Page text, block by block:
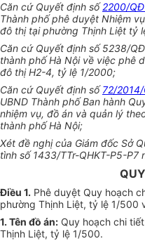
Căn cứ Quyết định số2200/
Thành phố phê duyệt Nhiệm
đô thị tại phường Thịnh Liệt tỷ
Căn cứ Quyết định số 5238/
thành phố Hà Nội về việc phê
đô thị H2-4, tỷ lệ 1/2000;
Căn cứ Quyết định số72/
UBND Thành phố Ban hành
nhiệm vụ, đồ án và quản lý
thành phố Hà Nội;
Xét đề nghị của Giám đốc Sở
tình số 1433/TTr-QHKT-P5-P7
Điều 1. Phê duyệt Quy hoạch
phường Thịnh Liệt, tỷ lệ 1/500
1. Tên đồ án: Quy hoạch chi
Thịnh Liệt, tỷ lệ 1/500.